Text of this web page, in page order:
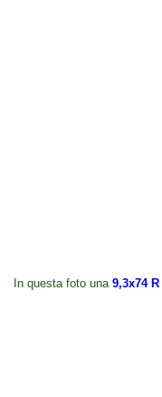
In questa foto una 9,3x74 R